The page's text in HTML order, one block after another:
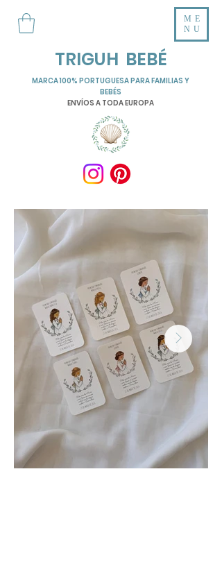
TRIGUH BEBÉ
ME
NU
MARCA 100% PORTUGUESA PARA FAMILIAS Y
BEBÉS
ENVÍOS A TODA EUROPA